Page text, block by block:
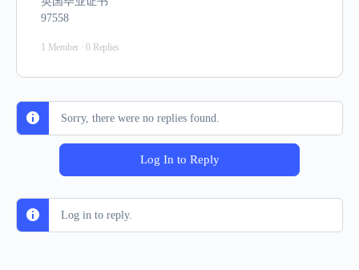
97558
1 Member · 0 Replies
Sorry, there were no replies found.
Log In to Reply
Log in to reply.